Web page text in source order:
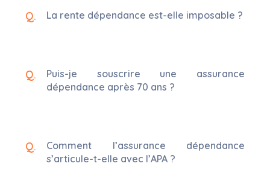
La rente dépendance est-elle imposable ?
Puis-je souscrire une assurance
dépendance après 70 ans ?
Comment l’assurance dépendance
s’articule-t-elle avec l’APA ?